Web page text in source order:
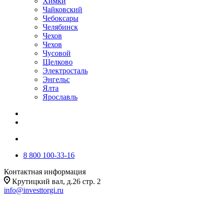
Чайковский
Чебоксары
Челябинск
Чехов
Чехов
Чусовой
Щелково
Электросталь
Энгельс
Ялта
Ярославль
8 800 100-33-16
Контактная информация
Крутицкий вал, д.26 стр. 2
info@investtorgi.ru